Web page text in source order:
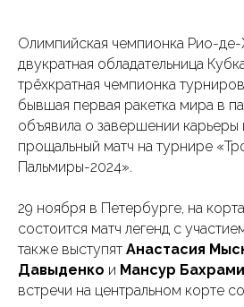
Олимпийская чемпионка Рио-
двукратная обладательница
трёхкратная чемпионка
бывшая первая ракетка мира в
объявила о завершении карьеры
прощальный матч на турнире
Пальмиры-2024».
29 ноября в Петербурге, на
состоится матч легенд с
также выступят Анастасия
Давыденко и Мансур Бахрами
встречи на центральном корте